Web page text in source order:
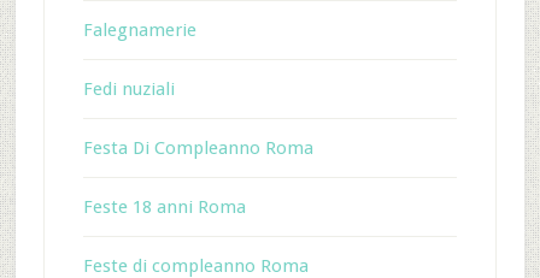
Falegnamerie
Fedi nuziali
Festa Di Compleanno Roma
Feste 18 anni Roma
Feste di compleanno Roma